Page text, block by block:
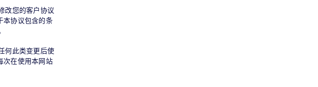
改您的客户协议
本协议包含的条
何此类变更后使
次在使用本网站